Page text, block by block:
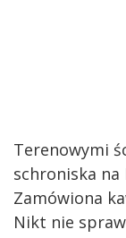
Terenowymi
schroniska na
Zamówiona
Nikt nie